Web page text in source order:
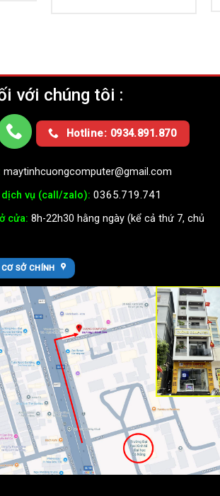
với chúng tôi :
Hotline: 0934.891.870
maytinhcuongcomputer@gmail.com
dịch vụ (call/zalo): 0365.719.741
cửa: 8h-22h30 hằng ngày (kể cả thứ 7, chủ
SỞ CHÍNH